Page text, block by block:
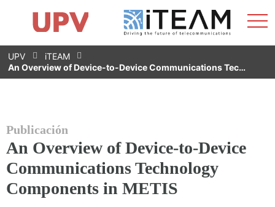
Saltar
contenido
Impacto
Grupos de investigación
Instalaciones
Spin-offs
Contacto
Prácticas
Noticias
Unidad de Igualdad
UPV
iTEAM
An Overview of Device-to-Device Communications Tec…
Publicación
An Overview of Device-to-Device
Communications Technology
Components in METIS